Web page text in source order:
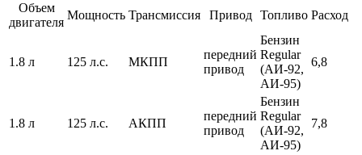
Объем
двигателя
Мощность Трансмиссия Привод Топливо Расход
1.8 л 125 л.с. МКПП
передний
привод
Бензин
Regular
(АИ-92,
АИ-95)
6,8
1.8 л 125 л.с. АКПП
передний
привод
Бензин
Regular
(АИ-92,
АИ-95)
7,8